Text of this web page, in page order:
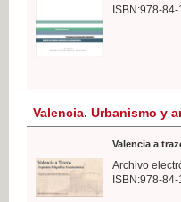
ISBN:978-
Valencia. Urbanismo y
Valencia a
Archivo
ISBN:978-